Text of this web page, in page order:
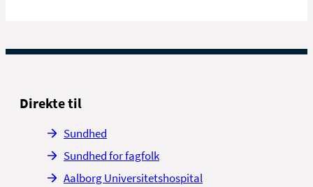
Direkte til
Sundhed
Sundhed for fagfolk
Aalborg Universitetshospital